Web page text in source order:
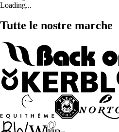
Loading...
Tutte le nostre marche